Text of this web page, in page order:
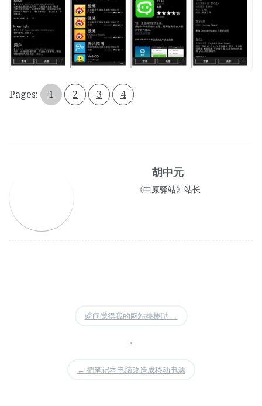
Pages: 1 2 3 4
胡中元
《中原驿站》站长
瞬间觉得我的网站棒棒哒 →
•
← 把笔记本电脑改造成移动电源